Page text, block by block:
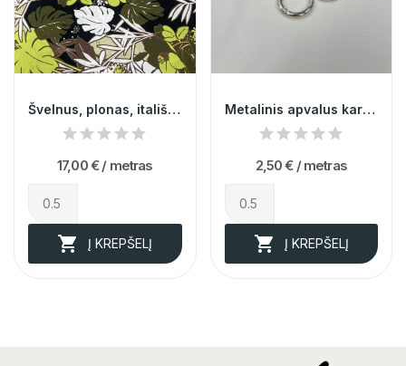
Švelnus, plonas, itališkas viskozinis...
17,00 € / metras
 Į KREPŠELĮ
Metalinis apvalus karabinas 2,5cm 013684
2,50 € / metras
 Į KREPŠELĮ